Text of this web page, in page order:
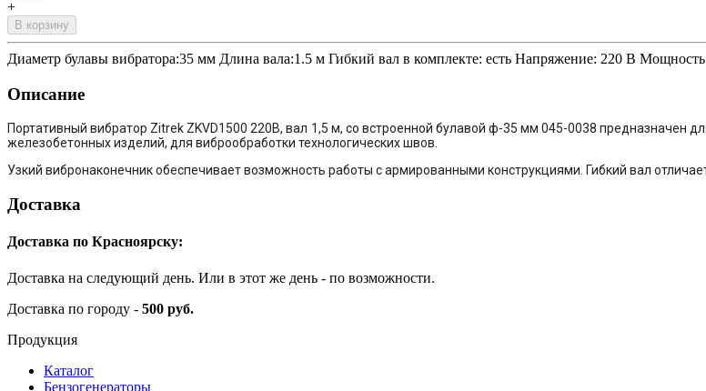
+
В корзину
Диаметр булавы вибратора:35 мм Длина вала:1.5 м Гибкий вал в комплекте: есть Напряжение: 220 В
Описание
Портативный вибратор Zitrek ZKVD1500 220В, вал 1,5 м, со встроенной булавой ф-35 мм 045-0038 предназначен
железобетонных изделий, для виброобработки технологических швов.
Узкий вибронаконечник обеспечивает возможность работы с армированными конструкциями. Гибкий вал
Доставка
Доставка по Красноярску:
Доставка на следующий день. Или в этот же день - по возможности.
Доставка по городу - 500 руб.
Продукция
Каталог
Бензогенераторы